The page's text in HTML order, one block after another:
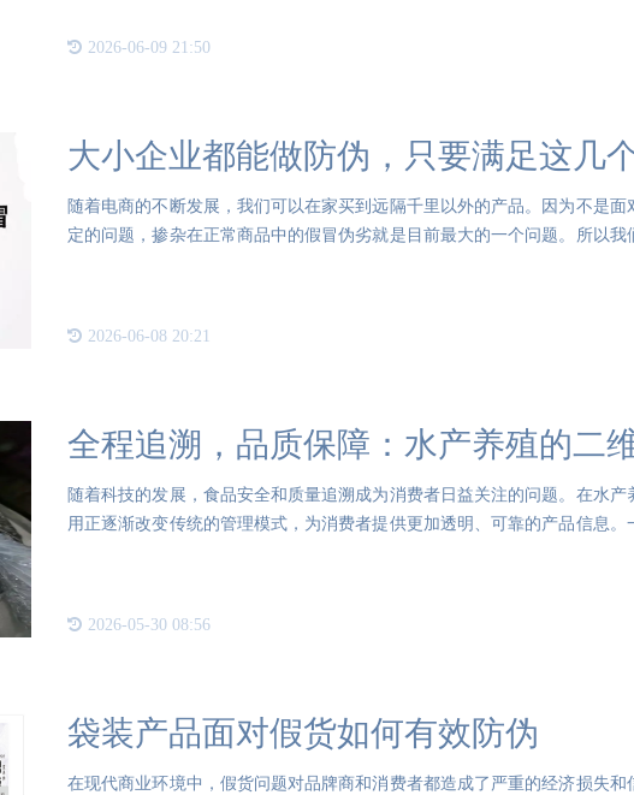
2026-06-09 21:50
大小企业都能做防伪，只要满足这几
随着电商的不断发展，我们可以在家买到远隔千里以外的产品。因为不是
定的问题，掺杂在正常商品中的假冒伪劣就是目前最大的一个问题。所以
2026-06-08 20:21
全程追溯，品质保障：水产养殖的二
随着科技的发展，食品安全和质量追溯成为消费者日益关注的问题。在水
用正逐渐改变传统的管理模式，为消费者提供更加透明、可靠的产品信息
2026-05-30 08:56
袋装产品面对假货如何有效防伪
在现代商业环境中，假货问题对品牌商和消费者都造成了严重的经济损失和